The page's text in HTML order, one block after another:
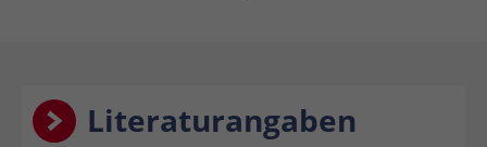
Literaturangaben